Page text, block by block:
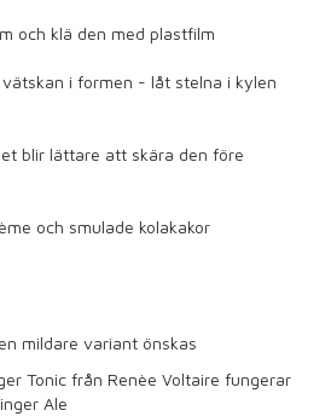
och klä den med plastfilm
i formen - låt stelna i kylen
blir lättare att skära den före
och smulade kolakakor
mildare variant önskas
Tonic från Renèe Voltaire fungerar
Ale